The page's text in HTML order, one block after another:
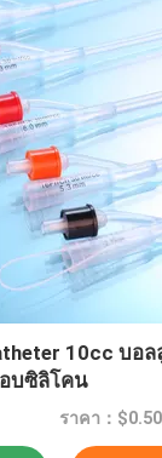
10cc บอ
บซิลิโคน